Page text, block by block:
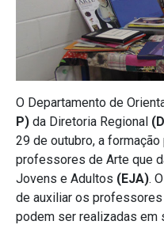
O Departamento de
P) da Diretoria Regional
29 de outubro, a
professores de Arte que
Jovens e Adultos (EJA).
de auxiliar os
podem ser realizadas em